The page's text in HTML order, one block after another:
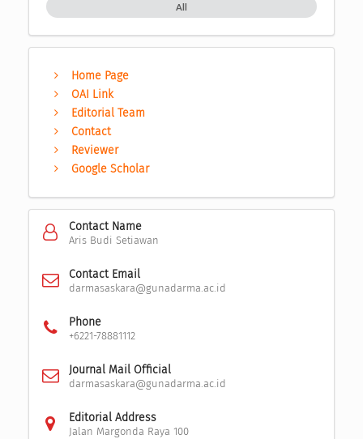
All
Home Page
OAI Link
Editorial Team
Contact
Reviewer
Google Scholar
Contact Name
Aris Budi Setiawan
Contact Email
darmasaskara@gunadarma.ac.id
Phone
+6221-78881112
Journal Mail Official
darmasaskara@gunadarma.ac.id
Editorial Address
Jalan Margonda Raya 100